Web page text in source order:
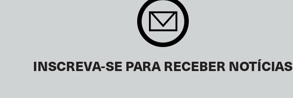
INSCREVA-SE PARA RECEBER NOTÍCIAS